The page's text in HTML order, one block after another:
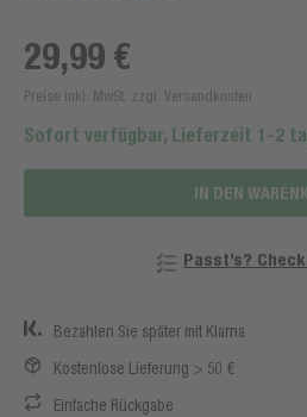
29,99 €
Preise inkl. MwSt. zzgl. Versandkosten
Sofort verfügbar, Lieferzeit 1-2
IN DEN
Passt’s?
Bezahlen Sie später mit Klarna
Kostenlose Lieferung > 50 €
Einfache Rückgabe